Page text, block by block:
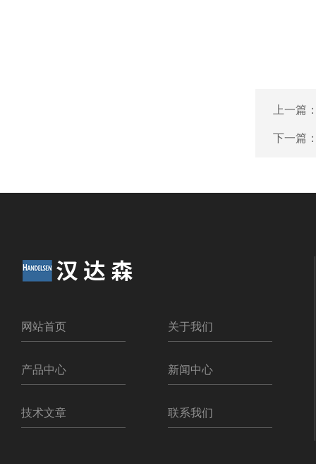
上一篇
下一篇
网站首页 关于我们
产品中心 新闻中心
技术文章 联系我们